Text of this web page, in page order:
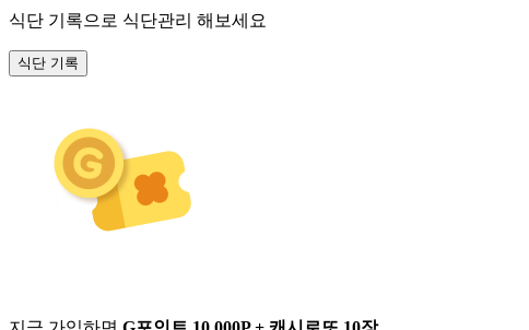
식단 기록으로 식단관리 해보세요
식단 기록